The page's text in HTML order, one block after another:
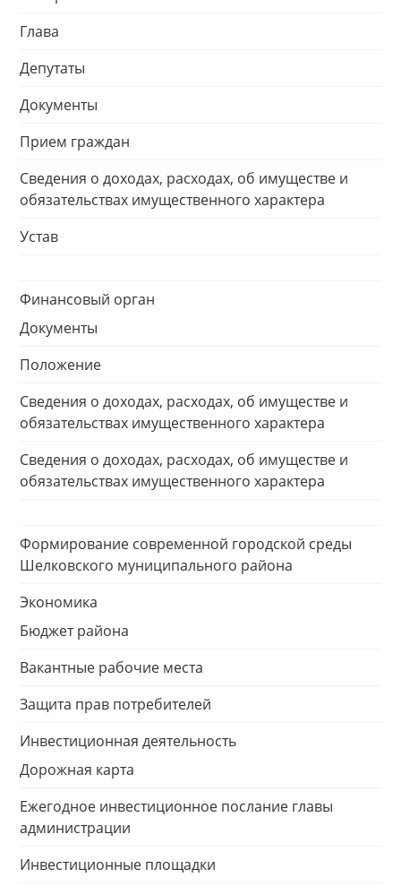
Глава
Депутаты
Документы
Прием граждан
Сведения о доходах, расходах, об имуществе и
обязательствах имущественного характера
Устав
Финансовый орган
Документы
Положение
Сведения о доходах, расходах, об имуществе и
обязательствах имущественного характера
Сведения о доходах, расходах, об имуществе и
обязательствах имущественного характера
Формирование современной городской среды
Шелковского муниципального района
Экономика
Бюджет района
Вакантные рабочие места
Защита прав потребителей
Инвестиционная деятельность
Дорожная карта
Ежегодное инвестиционное послание главы
администрации
Инвестиционные площадки